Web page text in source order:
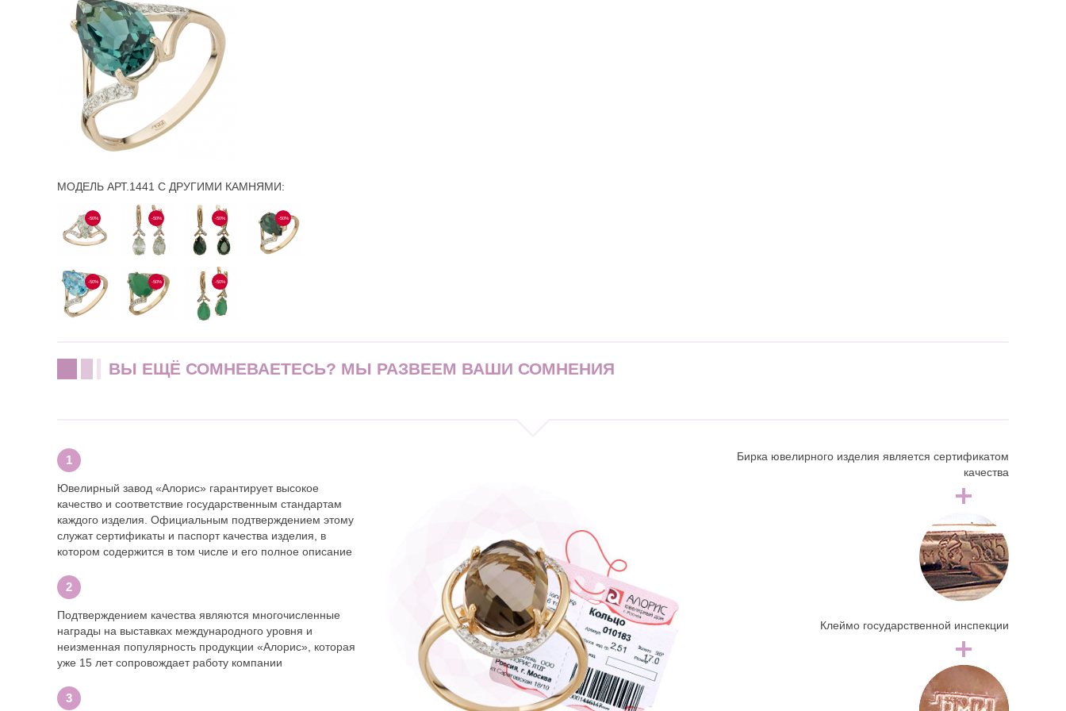
МОДЕЛЬ АРТ.1441 С ДРУГИМИ КАМНЯМИ:
-50% -50% -50% -50%
-50% -50% -50%
ВЫ ЕЩЁ СОМНЕВАЕТЕСЬ? МЫ РАЗВЕЕМ ВАШИ СОМНЕНИЯ
Ювелирный завод «Алорис» гарантирует высокое
качество и соответствие государственным стандартам
каждого изделия. Официальным подтверждением этому
служат сертификаты и паспорт качества изделия, в
котором содержится в том числе и его полное описание
Подтверждением качества являются многочисленные
награды на выставках международного уровня и
неизменная популярность продукции «Алорис», которая
уже 15 лет сопровождает работу компании
Бирка ювелирного изделия является сертификатом
качества
Клеймо государственной инспекции